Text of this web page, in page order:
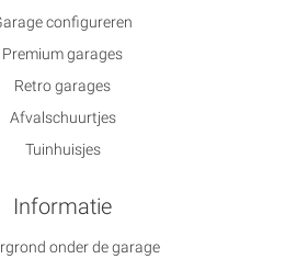
configureren
Premium garages
Retro garages
Afvalschuurtjes
Tuinhuisjes
Informatie
onder de garage